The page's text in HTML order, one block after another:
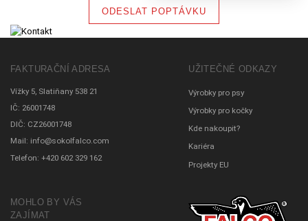
ODESLAT POPTÁVKU
FAKTURAČNÍ ADRESA
Vížky 5, Slatiňany 538 21
IČ: 26001748
DIČ: CZ26001748
Mail: info@sokolfalco.com
Telefon: +420 602 329 162
UŽITEČNÉ ODKAZY
Výrobky pro psy
Výrobky pro kočky
Kde nakoupit?
Kariéra
Projekty EU
MOHLO BY VÁS
ZAJÍMAT